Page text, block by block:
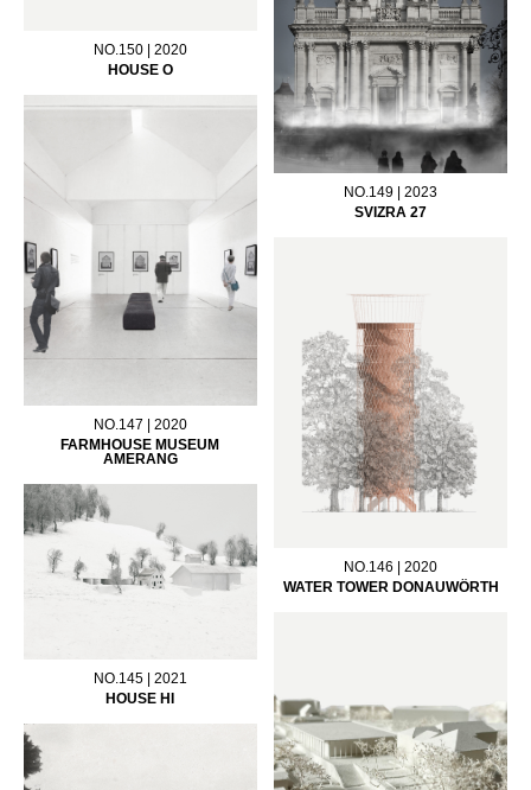
NO.150 | 2020
HOUSE O
NO.149 | 2023
SVIZRA 27
NO.147 | 2020
FARMHOUSE MUSEUM
AMERANG
NO.146 | 2020
WATER TOWER DONAUWÖRTH
NO.145 | 2021
HOUSE HI